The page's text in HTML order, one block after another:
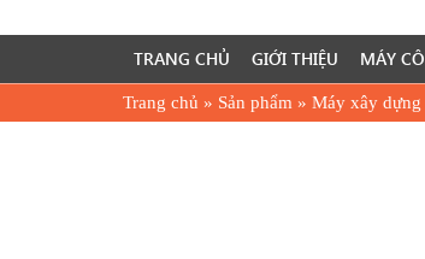
TRANG CHỦ GIỚI THIỆU MÁY
Trang chủ » Sản phẩm » Máy xây dựng